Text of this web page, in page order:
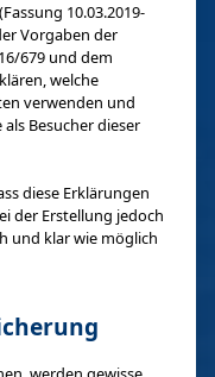
10.03.2019-
Vorgaben der
679 und dem
welche
verwenden und
Besucher dieser
diese Erklärungen
der Erstellung jedoch
und klar wie möglich